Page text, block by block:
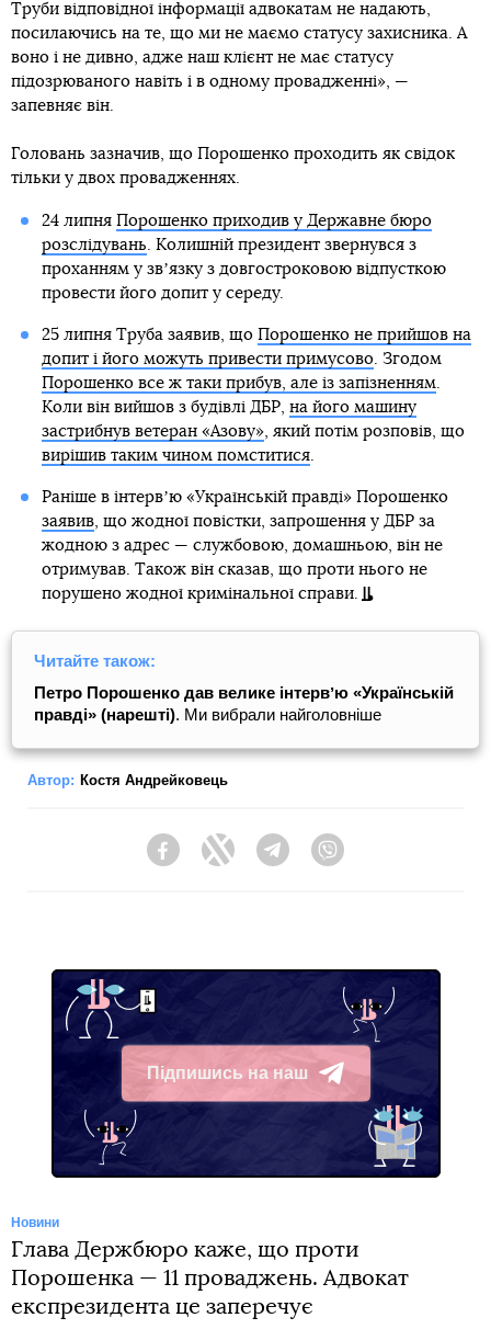
Труби відповідної інформації адвокатам не надають,
посилаючись на те, що ми не маємо статусу захисника. А
воно і не дивно, адже наш клієнт не має статусу
підозрюваного навіть і в одному провадженні», —
запевняє він.
Головань зазначив, що Порошенко проходить як свідок
тільки у двох провадженнях.
24 липня Порошенко приходив у Державне бюро
розслідувань. Колишній президент звернувся з
проханням у звʼязку з довгостроковою відпусткою
провести його допит у середу.
25 липня Труба заявив, що Порошенко не прийшов на
допит і його можуть привести примусово. Згодом
Порошенко все ж таки прибув, але із запізненням.
Коли він вийшов з будівлі ДБР, на його машину
застрибнув ветеран «Азову», який потім розповів, що
вирішив таким чином помститися.
Раніше в інтервʼю «Українській правді» Порошенко
заявив, що жодної повістки, запрошення у ДБР за
жодною з адрес — службовою, домашньою, він не
отримував. Також він сказав, що проти нього не
порушено жодної кримінальної справи.
Читайте також:
Петро Порошенко дав велике інтервʼю «Українській
правді» (нарешті). Ми вибрали найголовніше
Автор: Костя Андрейковець
FacebookTwitter Telegram
Підпишись на наш
Telegram
Новини
Глава Держбюро каже, що проти
Порошенка — 11 проваджень. Адвокат
експрезидента це заперечує